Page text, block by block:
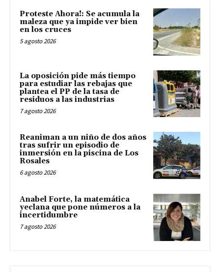
Proteste Ahora!: Se acumula la
maleza que ya impide ver bien
en los cruces
5 agosto 2026
La oposición pide más tiempo
para estudiar las rebajas que
plantea el PP de la tasa de
residuos a las industrias
7 agosto 2026
Reaniman a un niño de dos años
tras sufrir un episodio de
inmersión en la piscina de Los
Rosales
6 agosto 2026
Anabel Forte, la matemática
yeclana que pone números a la
incertidumbre
7 agosto 2026